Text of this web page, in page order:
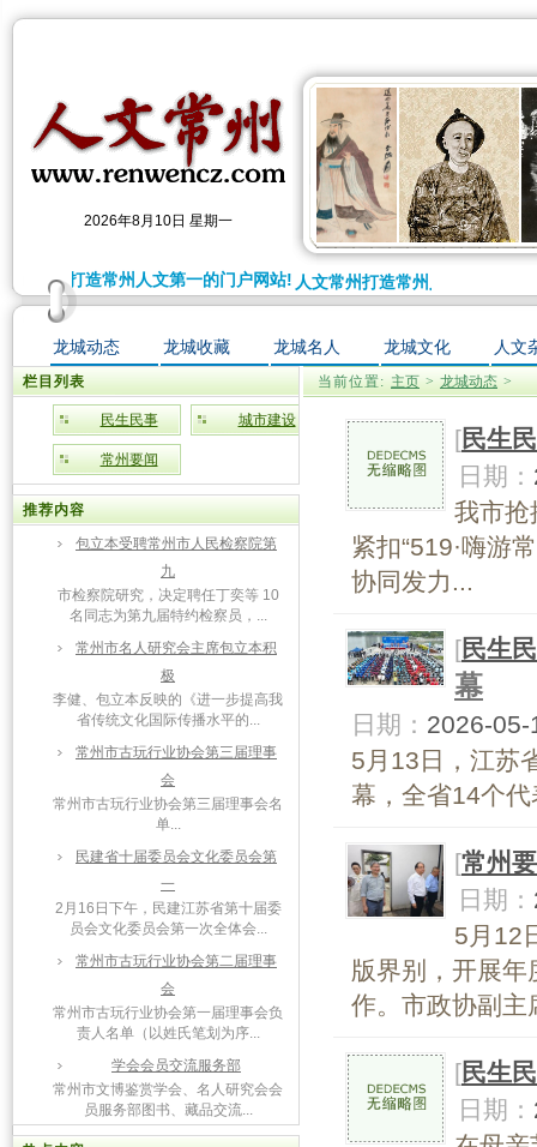
2026年8月10日 星期一
文常州打造常州人文第一的门户网站!人文常州打造常州人文第一的门
龙城动态 龙城收藏 龙城名人 龙城文化 人文
栏目列表
民生民事 城市建设
常州要闻
推荐内容
包立本受聘常州市人民检察院第
九
市检察院研究，决定聘任丁奕等 10
名同志为第九届特约检察员，...
常州市名人研究会主席包立本积
极
李健、包立本反映的《进一步提高我
省传统文化国际传播水平的...
常州市古玩行业协会第三届理事
会
常州市古玩行业协会第三届理事会名
单...
民建省十届委员会文化委员会第
一
2月16日下午，民建江苏省第十届委
员会文化委员会第一次全体会...
常州市古玩行业协会第二届理事
会
常州市古玩行业协会第一届理事会负
责人名单（以姓氏笔划为序...
学会会员交流服务部
常州市文博鉴赏学会、名人研究会会
员服务部图书、藏品交流...
当前位置: 主页 > 龙城动态 >
[民生
日期：
我市抢
紧扣“519·嗨游
协同发力...
[民生
幕
日期： 2026-
5月13日，江苏
幕，全省14个
[常州
日期：
5月12
版界别，开展年
作。市政协副主
[民生
日期：